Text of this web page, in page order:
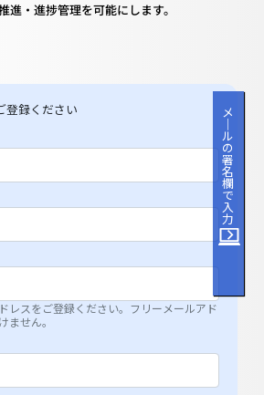
進・進捗管理を可能にします。